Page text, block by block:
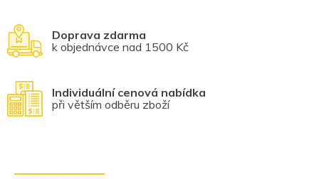
Doprava zdarma
k objednávce nad 1500 Kč
Individuální cenová nabídka
při větším odběru zboží